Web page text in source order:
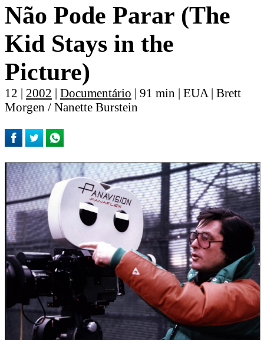
Não Pode Parar (The
Kid Stays in the
Picture)
12 | 2002 | Documentário | 91 min | EUA | Brett
Morgen / Nanette Burstein